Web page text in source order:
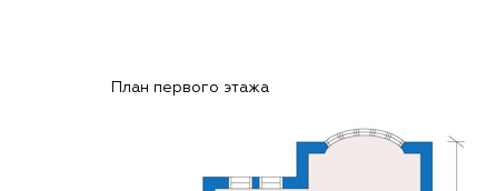
План первого этажа